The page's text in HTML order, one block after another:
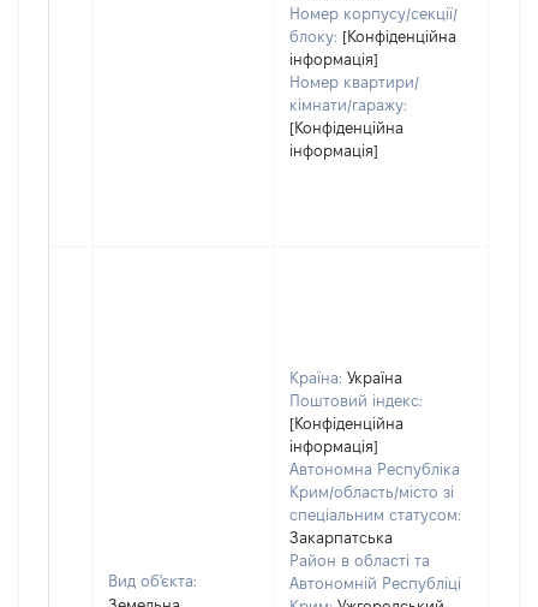
Номер корпусу/секції/
блоку: [Конфіденційна
інформація]
Номер квартири/
кімнати/гаражу:
[Конфіденційна
інформація]
Вид об'єкта:
Країна: Україна
Поштовий індекс:
[Конфіденційна
інформація]
Автономна Республіка
Крим/область/місто зі
спеціальним статусом:
Закарпатська
Район в області та
Автономній Республіці